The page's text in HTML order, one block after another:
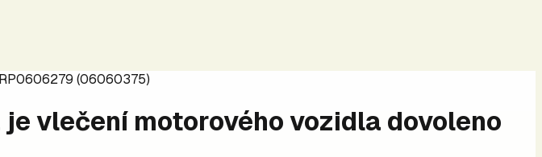
(06060375)
vlečení motorového vozidla dovoleno